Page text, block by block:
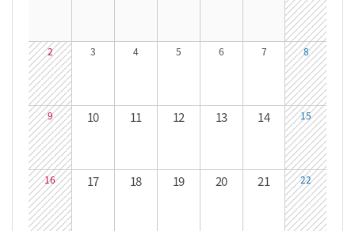
2 3 4 5 6 7 8
9 10 11 12 13 14 15
16 17 18 19 20 21 22